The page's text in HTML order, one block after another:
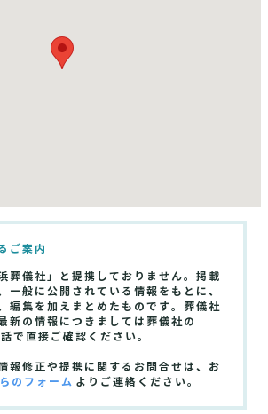
ご案内
葬儀社」と提携しておりません。掲載
一般に公開されている情報をもとに、
編集を加えまとめたものです。葬儀社
新の情報につきましては葬儀社の
で直接ご確認ください。
報修正や提携に関するお問合せは、お
のフォーム よりご連絡ください。